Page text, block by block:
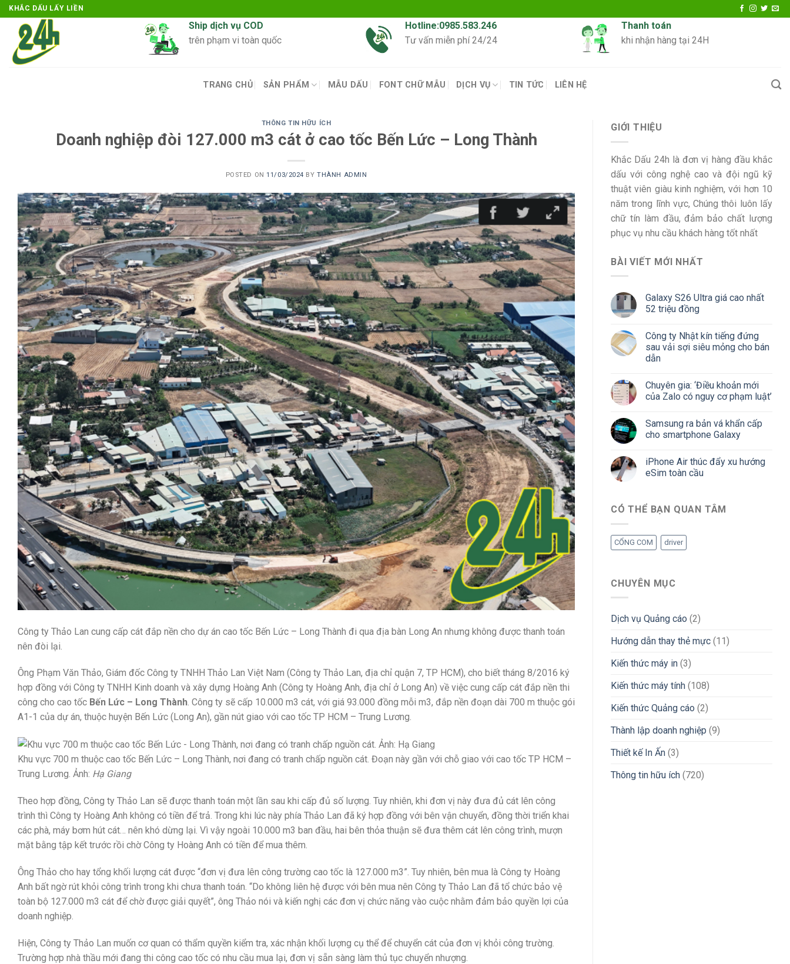
Skip
to
content
KHẮC DẤU LẤY LIỀN
Ship dịch vụ COD
trên phạm vi toàn quốc
Hotline:0985.583.246
Tư vấn miễn phí 24/24
Thanh toán
khi nhận hàng tại 24H
TRANG CHỦ SẢN PHẨM MẪU DẤU FONT CHỮ MẪU DỊCH VỤ TIN TỨC LIÊN HỆ
THÔNG TIN HỮU ÍCH
Doanh nghiệp đòi 127.000 m3 cát ở cao tốc Bến Lức – Long Thành
POSTED ON11/03/2024 BYTHÀNH ADMIN
Công ty Thảo Lan cung cấp cát đắp nền cho dự án cao tốc Bến Lức – Long Thành đi qua địa bàn Long An nhưng không được thanh toán
nên đòi lại.
Ông Phạm Văn Thảo, Giám đốc Công ty TNHH Thảo Lan Việt Nam (Công ty Thảo Lan, địa chỉ quận 7, TP HCM), cho biết tháng 8/2016 ký
hợp đồng với Công ty TNHH Kinh doanh và xây dựng Hoàng Anh (Công ty Hoàng Anh, địa chỉ ở Long An) về việc cung cấp cát đắp nền thi
công cho cao tốc Bến Lức – Long Thành. Công ty sẽ cấp 10.000 m3 cát, với giá 93.000 đồng mỗi m3, đắp nền đoạn dài 700 m thuộc gói
A1-1 của dự án, thuộc huyện Bến Lức (Long An), gần nút giao với cao tốc TP HCM – Trung Lương.
Khu vực 700 m thuộc cao tốc Bến Lức – Long Thành, nơi đang có tranh chấp nguồn cát. Đoạn này gần với chỗ giao với cao tốc TP HCM –
Trung Lương. Ảnh: Hạ Giang
Theo hợp đồng, Công ty Thảo Lan sẽ được thanh toán một lần sau khi cấp đủ số lượng. Tuy nhiên, khi đơn vị này đưa đủ cát lên công
trình thì Công ty Hoàng Anh không có tiền để trả. Trong khi lúc này phía Thảo Lan đã ký hợp đồng với bên vận chuyển, đồng thời triển khai
các phà, máy bơm hút cát… nên khó dừng lại. Vì vậy ngoài 10.000 m3 ban đầu, hai bên thỏa thuận sẽ đưa thêm cát lên công trình, mượn
mặt bằng tập kết trước rồi chờ Công ty Hoàng Anh có tiền để mua thêm.
Ông Thảo cho hay tổng khối lượng cát được “đơn vị đưa lên công trường cao tốc là 127.000 m3”. Tuy nhiên, bên mua là Công ty Hoàng
Anh bất ngờ rút khỏi công trình trong khi chưa thanh toán. “Do không liên hệ được với bên mua nên Công ty Thảo Lan đã tổ chức bảo vệ
toàn bộ 127.000 m3 cát để chờ được giải quyết”, ông Thảo nói và kiến nghị các đơn vị chức năng vào cuộc nhằm đảm bảo quyền lợi của
doanh nghiệp.
Hiện, Công ty Thảo Lan muốn cơ quan có thẩm quyền kiểm tra, xác nhận khối lượng cụ thể để chuyển cát của đơn vị khỏi công trường.
Trường hợp nhà thầu mới đang thi công cao tốc có nhu cầu mua lại, đơn vị sẵn sàng làm thủ tục chuyển nhượng.
GIỚI THIỆU
Khắc Dấu 24h là đơn vị hàng đầu khắc
dấu với công nghệ cao và đội ngũ kỹ
thuật viên giàu kinh nghiệm, với hơn 10
năm trong lĩnh vực, Chúng thôi luôn lấy
chữ tín làm đầu, đảm bảo chất lượng
phục vụ nhu cầu khách hàng tốt nhất
BÀI VIẾT MỚI NHẤT
Galaxy S26 Ultra giá cao nhất
52 triệu đồng
Công ty Nhật kín tiếng đứng
sau vải sợi siêu mỏng cho bán
dẫn
Chuyên gia: ‘Điều khoản mới
của Zalo có nguy cơ phạm luật’
Samsung ra bản vá khẩn cấp
cho smartphone Galaxy
iPhone Air thúc đẩy xu hướng
eSim toàn cầu
CÓ THỂ BẠN QUAN TÂM
CỔNG COM driver
CHUYÊN MỤC
Dịch vụ Quảng cáo (2)
Hướng dẫn thay thẻ mực (11)
Kiến thức máy in (3)
Kiến thức máy tính (108)
Kiến thức Quảng cáo (2)
Thành lập doanh nghiệp (9)
Thiết kế In Ấn (3)
Thông tin hữu ích (720)